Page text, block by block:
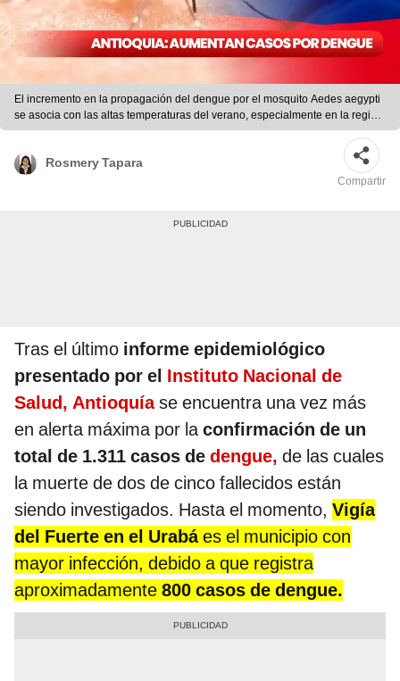
El incremento en la propagación del dengue por el mosquito Aedes aegypti
se asocia con las altas temperaturas del verano, especialmente en la región
de Antioquia donde se han observado estas condiciones climáticas. Foto:
Rosmery Tapara
Compartir
Tras el último informe epidemiológico
presentado por el Instituto Nacional de
Salud, Antioquíase encuentra una vez más
en alerta máxima por laconfirmación de un
total de 1.311 casos de dengue, de las cuales
la muerte de dos de cinco fallecidos están
siendo investigados. Hasta el momento, Vigía
del Fuerte en el Urabáes el municipio con
mayor infección, debido a que registra
aproximadamente 800 casos de dengue.